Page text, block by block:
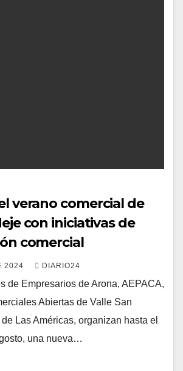
verano comercial de
con iniciativas de
comercial
2024 DIARIO24
de Empresarios de Arona, AEPACA,
Abiertas de Valle San
Las Américas, organizan hasta el
una nueva…